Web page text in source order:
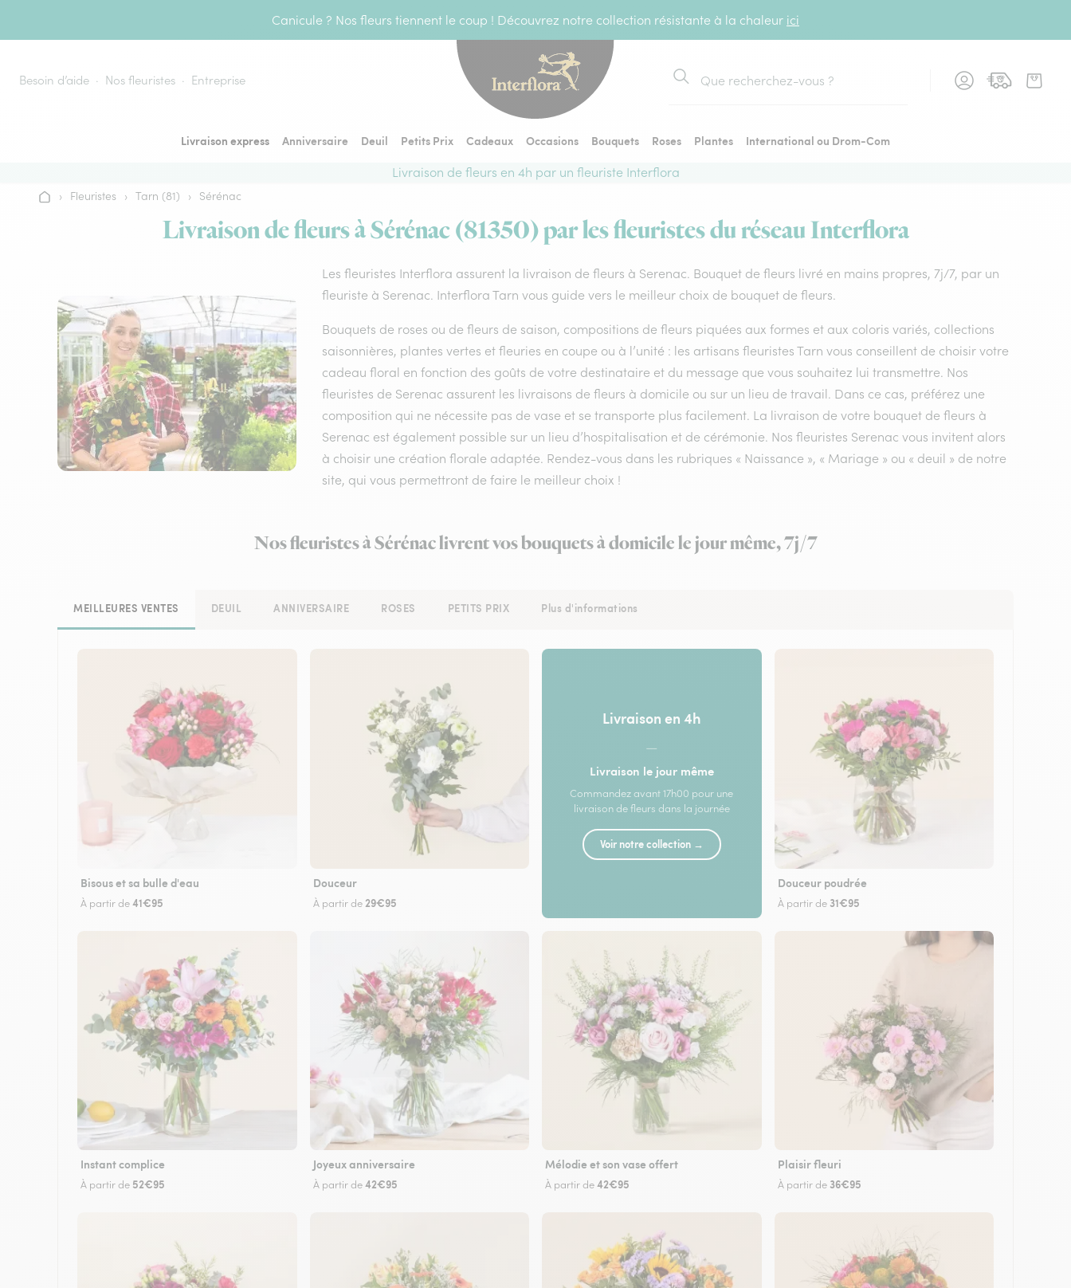
Canicule ? Nos fleurs tiennent le coup ! Découvrez notre collection résistante à la chaleur ici
Besoin d’aide Nos fleuristes Entreprise
Rechercher
Livraison express Anniversaire Deuil Petits Prix Cadeaux Occasions Bouquets Roses Plantes
International ou Drom-Com
Livraison de fleurs en 4h par un fleuriste Interflora
Accueil
› Fleuristes › Tarn (81) › Sérénac
Livraison de fleurs à Sérénac (81350) par les fleuristes du réseau Interflora
Les fleuristes Interflora assurent la livraison de fleurs à Serenac. Bouquet de fleurs livré en mains propres, 7j/7, par un
fleuriste à Serenac. Interflora Tarn vous guide vers le meilleur choix de bouquet de fleurs.
Bouquets de roses ou de fleurs de saison, compositions de fleurs piquées aux formes et aux coloris variés, collections
saisonnières, plantes vertes et fleuries en coupe ou à l’unité : les artisans fleuristes Tarn vous conseillent de choisir votre
cadeau floral en fonction des goûts de votre destinataire et du message que vous souhaitez lui transmettre. Nos
fleuristes de Serenac assurent les livraisons de fleurs à domicile ou sur un lieu de travail. Dans ce cas, préférez une
composition qui ne nécessite pas de vase et se transporte plus facilement. La livraison de votre bouquet de fleurs à
Serenac est également possible sur un lieu d’hospitalisation et de cérémonie. Nos fleuristes Serenac vous invitent alors
à choisir une création florale adaptée. Rendez-vous dans les rubriques « Naissance », « Mariage » ou « deuil » de notre
site, qui vous permettront de faire le meilleur choix !
Nos fleuristes à Sérénac livrent vos bouquets à domicile le jour même, 7j/7
MEILLEURES VENTES DEUIL ANNIVERSAIRE ROSES PETITS PRIX Plus d'informations
Bisous et sa bulle d'eau
À partir de41€95
Douceur
À partir de 29€95
Livraison en 4h
—
Livraison le jour même
Commandez avant 17h00 pour une
livraison de fleurs dans la journée
Voir notre collection →
Douceur poudrée
À partir de 31€95
Instant complice
À partir de 52€95
Joyeux anniversaire
À partir de42€95
Mélodie et son vase offert
À partir de42€95
Plaisir fleuri
À partir de 36€95